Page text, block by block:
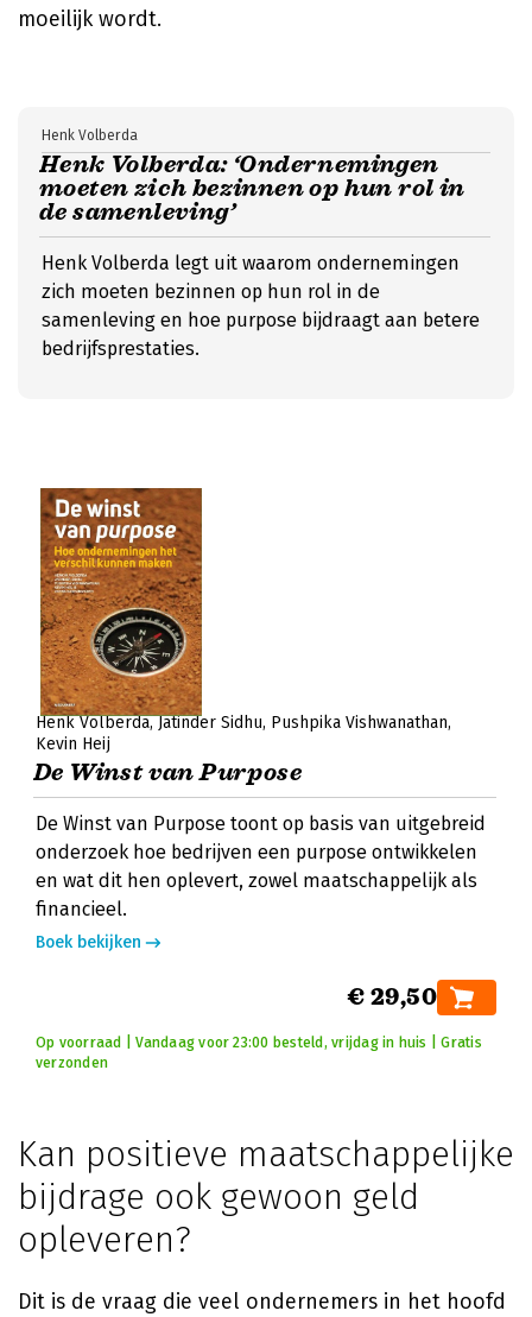
moeilijk wordt.
Henk Volberda: ‘Ondernemingen
moeten zich bezinnen op hun rol in
de samenleving’
Henk Volberda
Henk Volberda legt uit waarom ondernemingen
zich moeten bezinnen op hun rol in de
samenleving en hoe purpose bijdraagt aan betere
bedrijfsprestaties.
Henk Volberda Jatinder Sidhu Pushpika Vishwanathan
Kevin Heij
De Winst van Purpose
De Winst van Purpose toont op basis van uitgebreid
onderzoek hoe bedrijven een purpose ontwikkelen
en wat dit hen oplevert, zowel maatschappelijk als
financieel.
Boek bekijken
€ 29,50
Op voorraad | Vandaag voor 23:00 besteld, vrijdag in huis | Gratis
verzonden
Kan positieve maatschappelijke
bijdrage ook gewoon geld
opleveren?
Dit is de vraag die veel ondernemers in het hoofd